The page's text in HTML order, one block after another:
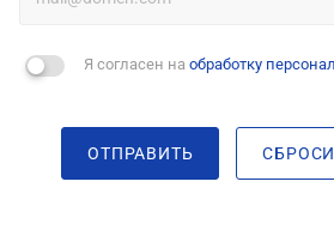
Я согласен на обработку
ОТПРАВИТЬ